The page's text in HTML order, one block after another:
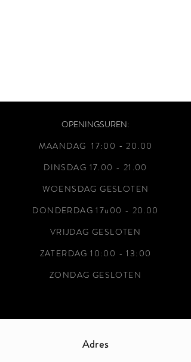
OPENINGSUREN:
MAANDAG 17:00 - 20.00
DINSDAG 17.00 - 21.00
WOENSDAG GESLOTEN
DONDERDAG 17u00 - 20.00
VRIJDAG GESLOTEN
ZATERDAG 10:00 - 13:00
ZONDAG GESLOTEN
Adres